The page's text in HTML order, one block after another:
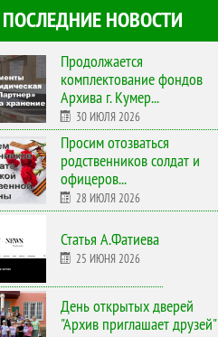
ПОСЛЕДНИЕ НОВОСТИ
Продолжается
комплектование фондов
Архива г. Кумер...
30 ИЮЛЯ 2026
Просим отозваться
родственников солдат и
офицеров...
28 ИЮЛЯ 2026
Статья А.Фатиева
25 ИЮНЯ 2026
День открытых дверей
"Архив приглашает друзей"